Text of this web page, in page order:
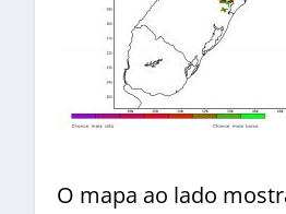
O mapa ao lado